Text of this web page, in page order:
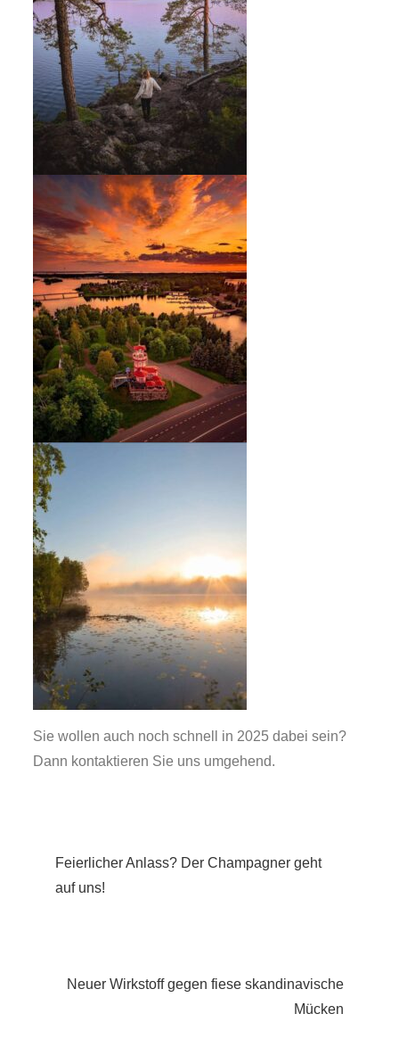
Sie wollen auch noch schnell in 2025 dabei sein?
Dann kontaktieren Sie uns umgehend.
Feierlicher Anlass? Der Champagner geht
auf uns!
Neuer Wirkstoff gegen fiese skandinavische
Mücken